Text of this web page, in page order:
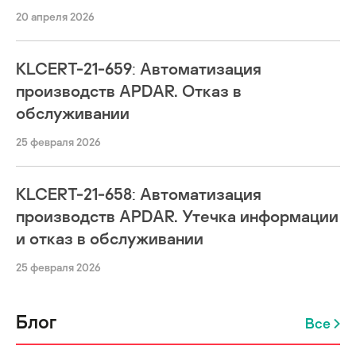
20 апреля 2026
KLCERT-21-659: Автоматизация
производств APDAR. Отказ в
обслуживании
25 февраля 2026
KLCERT-21-658: Автоматизация
производств APDAR. Утечка информации
и отказ в обслуживании
25 февраля 2026
Блог Все